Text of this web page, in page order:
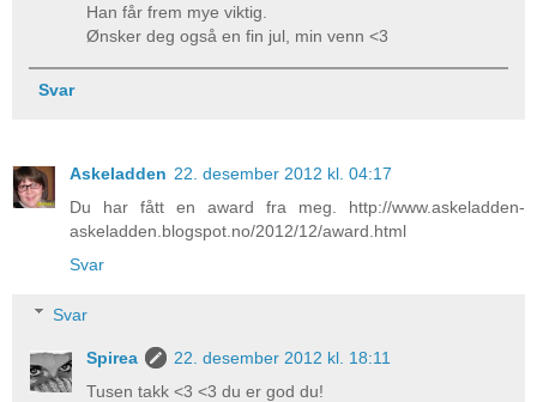
Han får frem mye viktig.
Ønsker deg også en fin jul, min venn <3
Svar
Askeladden 22. desember 2012 kl. 04:17
Du har fått en award fra meg. http://www.askeladden-
askeladden.blogspot.no/2012/12/award.html
Svar
Svar
Spirea
22. desember 2012 kl. 18:11
Tusen takk <3 <3 du er god du!